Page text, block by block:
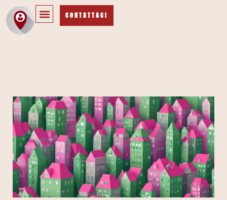
CONTATTACI